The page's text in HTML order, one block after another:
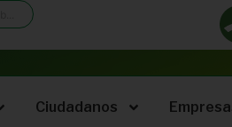
Ciudadanos